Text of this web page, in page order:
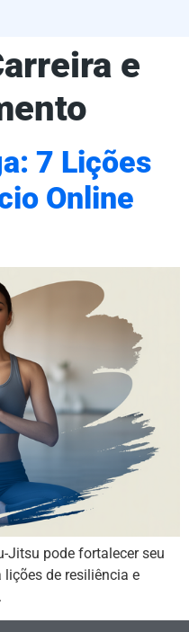
e
7 Lições
Online
Jitsu pode fortalecer seu
de resiliência e